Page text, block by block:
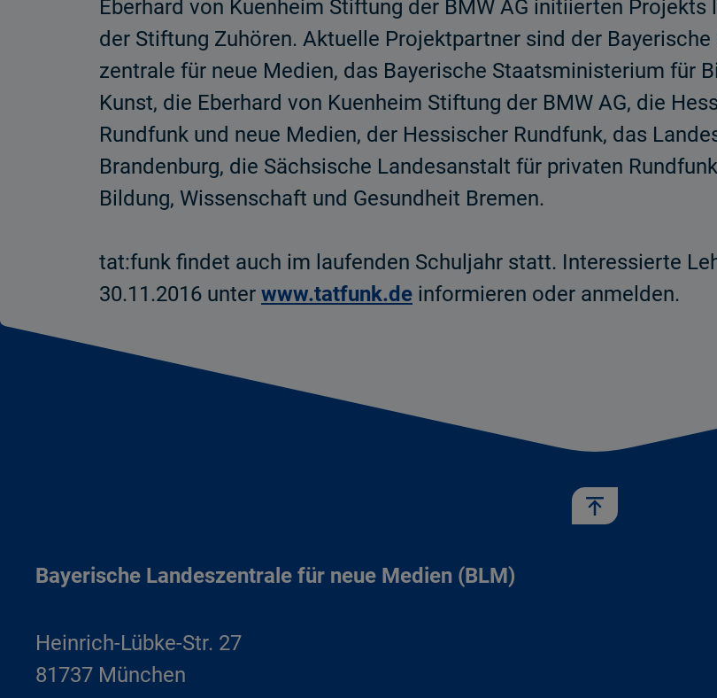
Eberhard von Kuenheim Stiftung der BMW AG initiierten
der Stiftung Zuhören. Aktuelle Projektpartner sind der
zentrale für neue Medien, das Bayerische Staatsministerium für
Kunst, die Eberhard von Kuenheim Stiftung der BMW AG, die
Rundfunk und neue Medien, der Hessischer Rundfunk, das
Brandenburg, die Sächsische Landesanstalt für privaten
Bildung, Wissenschaft und Gesundheit Bremen.
tat:funk findet auch im laufenden Schuljahr statt. Interessierte
30.11.2016 unter www.tatfunk.de informieren oder anmelden.
Bayerische Landeszentrale für neue Medien (BLM)
Heinrich-Lübke-Str. 27
81737 München